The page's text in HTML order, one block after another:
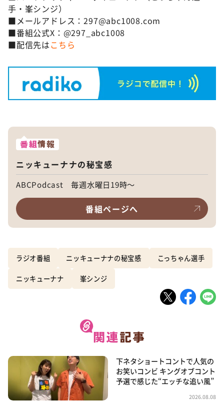
手・峯シンジ）
■メールアドレス：297@abc1008.com
■番組公式X：@297_abc1008
■配信先はこちら
番組情報
ニッキューナナの秘宝感
ABCPodcast 毎週水曜日19時～
番組ページへ
ラジオ番組 ニッキューナナの秘宝感 こっちゃん選手
ニッキューナナ 峯シンジ
下ネタショートコントで人気の
お笑いコンビ キングオブコント
予選で感じた“エッチな追い風”
2026.08.08